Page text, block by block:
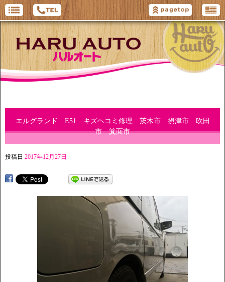
エルグランド E51 キズヘコミ修理 茨木市 摂津市 吹田
市 箕面市
投稿日 2017年12月27日